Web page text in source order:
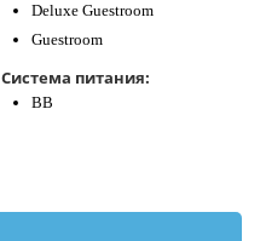
Deluxe Guestroom
Guestroom
Система питания:
BB